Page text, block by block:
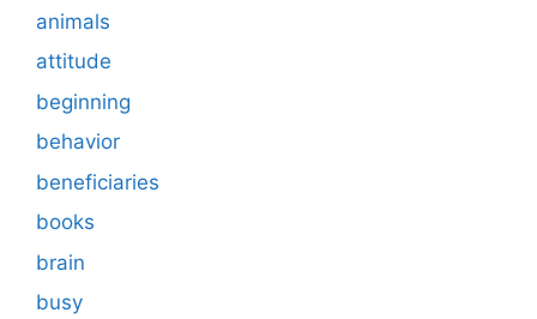
animals
attitude
beginning
behavior
beneficiaries
books
brain
busy